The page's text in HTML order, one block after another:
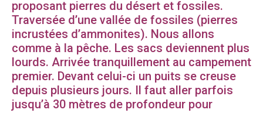
proposant pierres du désert et fossiles.
Traversée d’une vallée de fossiles (pierres
incrustées d’ammonites). Nous allons
comme à la pêche. Les sacs deviennent plus
lourds. Arrivée tranquillement au campement
premier. Devant celui-ci un puits se creuse
depuis plusieurs jours. Il faut aller parfois
jusqu’à 30 mètres de profondeur pour